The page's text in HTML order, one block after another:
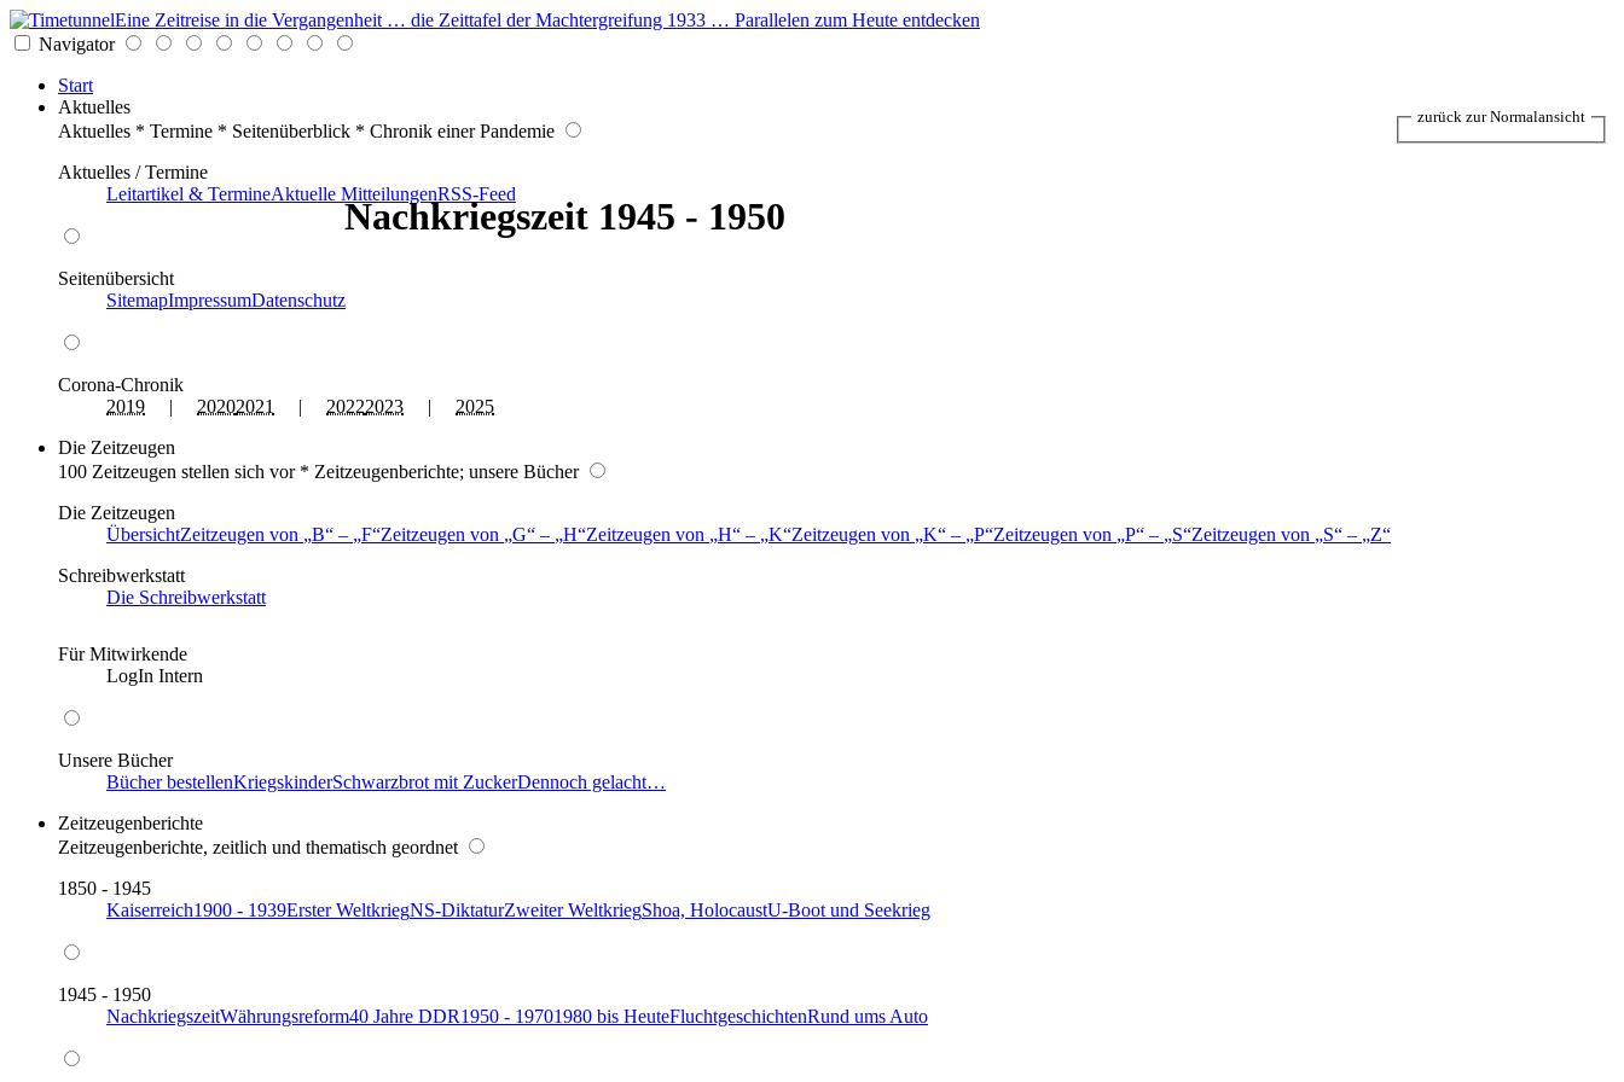
Eine Zeitreise in die Vergangenheit … die Zeittafel der Machtergreifung 1933 … Parallelen zum Heute entdecken
Navigator
Start
Aktuelles
Aktuelles * Termine * Seitenüberblick * Chronik einer Pandemie
Aktuelles / Termine
Leitartikel & TermineAktuelle MitteilungenRSS-Feed
Seitenübersicht
SitemapImpressumDatenschutz
Corona-Chronik
2019 | 20202021 | 20222023 | 2025
Die Zeitzeugen
100 Zeitzeugen stellen sich vor * Zeitzeugenberichte; unsere Bücher
Die Zeitzeugen
ÜbersichtZeitzeugen von B – F Zeitzeugen von G – H Zeitzeugen von H – K Zeitzeugen von K – P Zeitzeugen von P – S Zeitzeugen von S –
Z
Schreibwerkstatt
Die Schreibwerkstatt
Für Mitwirkende
LogIn Intern
Unsere Bücher
Bücher bestellenKriegskinderSchwarzbrot mit ZuckerDennoch gelacht…
Zeitzeugenberichte
Zeitzeugenberichte, zeitlich und thematisch geordnet
1850 - 1945
Kaiserreich1900 - 1939Erster WeltkriegNS-DiktaturZweiter WeltkriegShoa, HolocaustU-Boot und Seekrieg
1945 - 1950
NachkriegszeitWährungsreform40 Jahre DDR1950 - 19701980 bis HeuteFluchtgeschichtenRund ums Auto
Nachkriegszeit 1945 - 1950
zurück zur Normalansicht